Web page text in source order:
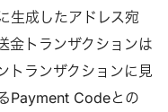
生成したアドレス宛
金トランザクションは
トランザクションに見
Payment Codeとの